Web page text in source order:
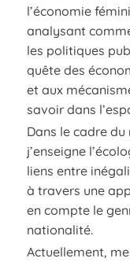
l’économie
analysant
les politiques
quête des
et aux
savoir dans
Dans le cadre
j’enseigne
liens entre
à travers une
en compte le
nationalité.
Actuellement,